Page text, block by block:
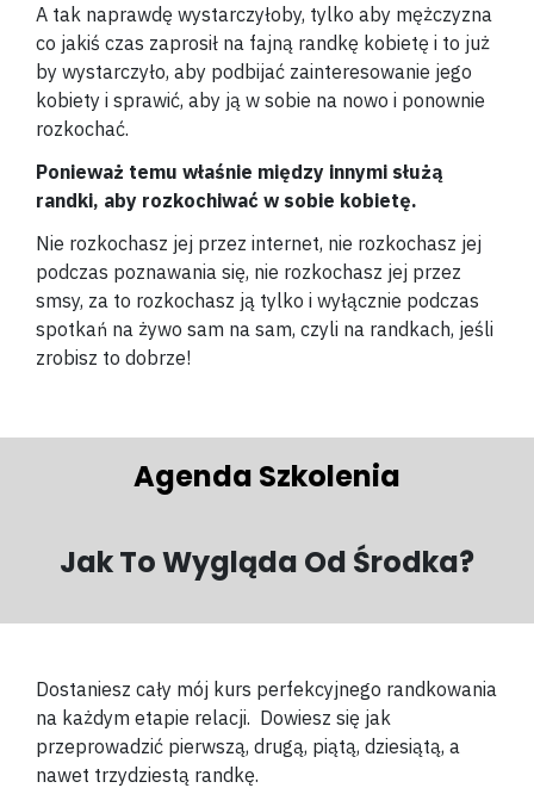
A tak naprawdę wystarczyłoby, tylko aby mężczyzna
co jakiś czas zaprosił na fajną randkę kobietę i to już
by wystarczyło, aby podbijać zainteresowanie jego
kobiety i sprawić, aby ją w sobie na nowo i ponownie
rozkochać.
Ponieważ temu właśnie między innymi służą
randki, aby rozkochiwać w sobie kobietę.
Nie rozkochasz jej przez internet, nie rozkochasz jej
podczas poznawania się, nie rozkochasz jej przez
smsy, za to rozkochasz ją tylko i wyłącznie podczas
spotkań na żywo sam na sam, czyli na randkach, jeśli
zrobisz to dobrze!
Agenda Szkolenia
Jak To Wygląda Od Środka?
Dostaniesz cały mój kurs perfekcyjnego randkowania
na każdym etapie relacji. Dowiesz się jak
przeprowadzić pierwszą, drugą, piątą, dziesiątą, a
nawet trzydziestą randkę.